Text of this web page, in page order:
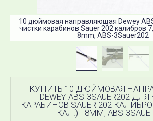
10 дюймовая направляющая Dewey
чистки карабинов Sauer 202 калибров
8mm, ABS-3Sauer202
КУПИТЬ 10 ДЮЙМОВАЯ
DEWEY ABS-3SAUER202
КАРАБИНОВ SAUER 202
КАЛ.) - 8MM, ABS-